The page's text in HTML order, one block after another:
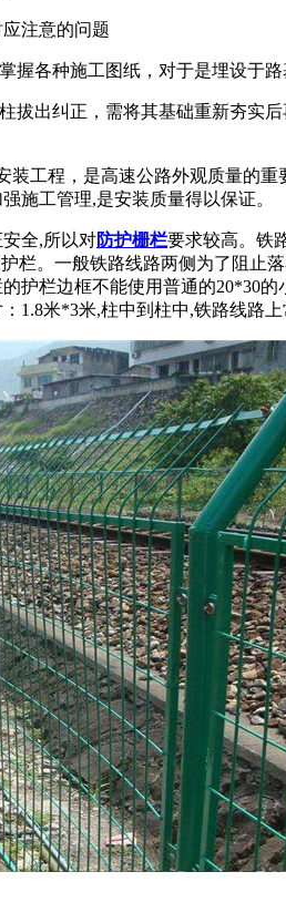
应注意的问题
握各种施工图纸，对于是埋设于
拔出纠正，需将其基础重新夯实
工程，是高速公路外观质量的重
施工管理,是安装质量得以保证。
全,所以对防护栅栏要求较高。铁
栏。一般铁路线路两侧为了阻止
护栏边框不能使用普通的20*30
1.8米*3米,柱中到柱中,铁路线路